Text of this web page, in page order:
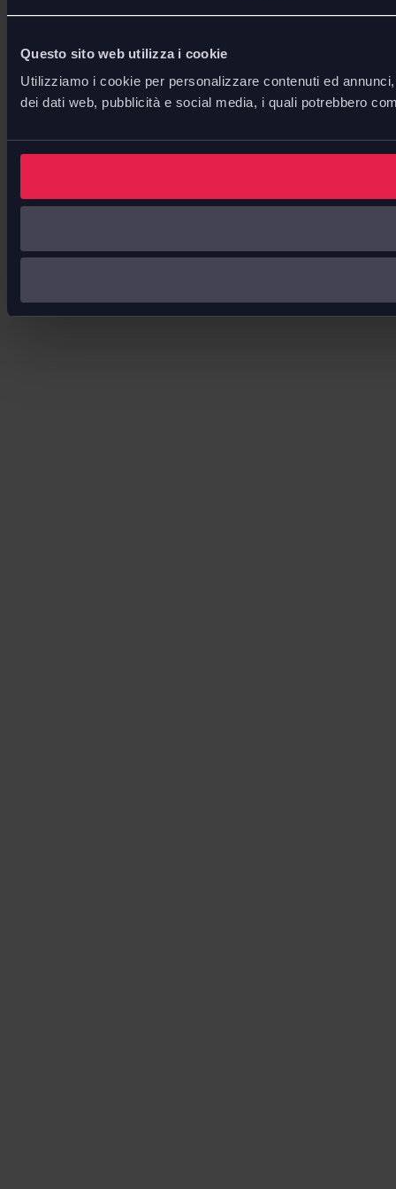
Questo sito web utilizza i cookie
Utilizziamo i cookie per personalizzare contenuti ed
dei dati web, pubblicità e social media, i quali potrebbero